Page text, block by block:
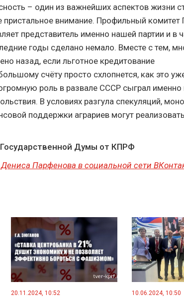
– один из важнейших аспектов жизни
пристальное внимание. Профильный
представитель именно нашей партии и в
годы сделано немало. Вместе с тем,
назад, если льготное кредитование
счёту просто схлопнется, как это
роль в развале СССР сыграл именно
В условиях разгула спекуляций,
поддержки аграриев могут
Думы от КПРФ
Парфенова в социальной сети
20.11.2024, 10:52 10.06.2024, 10:50